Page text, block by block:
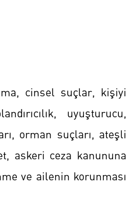
cinsel suçlar, kişiyi
uyuşturucu,
orman suçları, ateşli
askeri ceza kanununa
ve ailenin korunması